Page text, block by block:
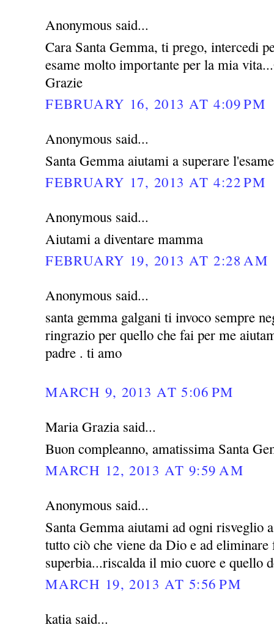
Anonymous said...
Cara Santa Gemma, ti prego, intercedi
esame molto importante per la mia
Grazie
FEBRUARY 16, 2013 AT 4:09 PM
Anonymous said...
Santa Gemma aiutami a superare
FEBRUARY 17, 2013 AT 4:22 PM
Anonymous said...
Aiutami a diventare mamma
FEBRUARY 19, 2013 AT 2:28 AM
Anonymous said...
santa gemma galgani ti invoco sempre
ringrazio per quello che fai per me
padre . ti amo
MARCH 9, 2013 AT 5:06 PM
Maria Grazia said...
Buon compleanno, amatissima Santa
MARCH 12, 2013 AT 9:59 AM
Anonymous said...
Santa Gemma aiutami ad ogni risveglio
tutto ciò che viene da Dio e ad eliminare
superbia...riscalda il mio cuore e quello
MARCH 19, 2013 AT 5:56 PM
katia said...